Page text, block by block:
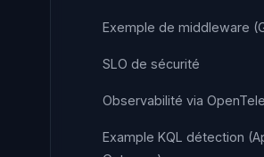
Exemple de middleware
SLO de sécurité
Observabilité via
Example KQL détection